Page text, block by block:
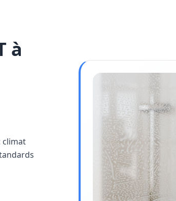
à
climat